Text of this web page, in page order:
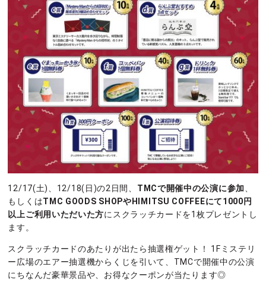
12/17(土)、12/18(日)の2日間、 TMCで開催中の公演に参加
もしくはTMC GOODS SHOPやHIMITSU COFFEEにて1000円
以上ご利用いただいた方にスクラッチカードを1枚プレゼントし
ます。
スクラッチカードのあたりが出たら抽選権ゲット！ 1Fミステリ
ー広場のエアー抽選機からくじを引いて、TMCで開催中の公演
にちなんだ豪華景品や、お得なクーポンが当たります◎